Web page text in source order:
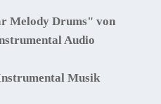
Melody Drums" von
Audio
Musik